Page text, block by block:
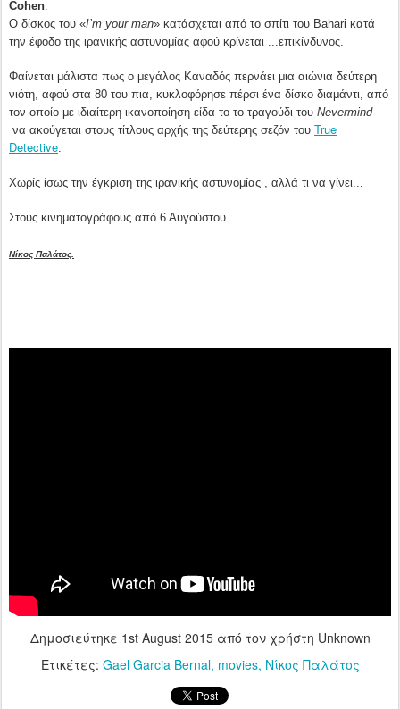
Cohen.
O δίσκος του «I’m your man» κατάσχεται από το σπίτι του Bahari κατά
την έφοδο της ιρανικής αστυνομίας αφού κρίνεται ...επικίνδυνος.
Φαίνεται μάλιστα πως ο μεγάλος Καναδός περνάει μια αιώνια δεύτερη
νιότη, αφού στα 80 του πια, κυκλοφόρησε πέρσι ένα δίσκο διαμάντι, από
τον οποίο με ιδιαίτερη ικανοποίηση είδα το το τραγούδι του Nevermind
να ακούγεται στους τίτλους αρχής της δεύτερης σεζόν του True
Detective.
Χωρίς ίσως την έγκριση της ιρανικής αστυνομίας , αλλά τι να γίνει...
Στους κινηματογράφους από 6 Αυγούστου.
Νίκος Παλάτος.
Δημοσιεύτηκε 1st August 2015από τον χρήστη Unknown
Ετικέτες: Gael Garcia Bernal movies Νίκος Παλάτος